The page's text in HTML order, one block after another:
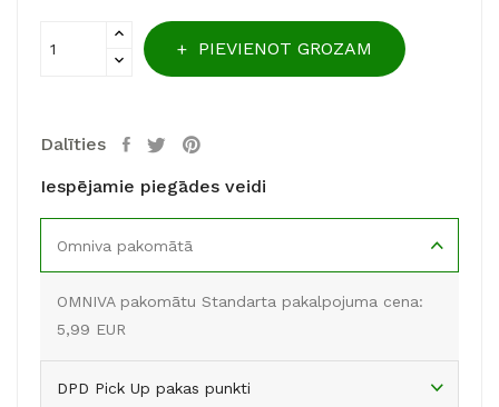
PIEVIENOT GROZAM
Dalīties
Iespējamie piegādes veidi
Omniva pakomātā
OMNIVA pakomātu Standarta pakalpojuma cena:
5,99 EUR
DPD Pick Up pakas punkti